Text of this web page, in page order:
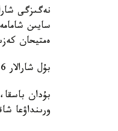
نەگىزگى
ەمتيحان
بۇل شارالار 16 جاستان اسقان ورتا مەكتەپ وقۋشىلارىنا قاتىستى بولادى.
بۇدان
ورىنداۋعا